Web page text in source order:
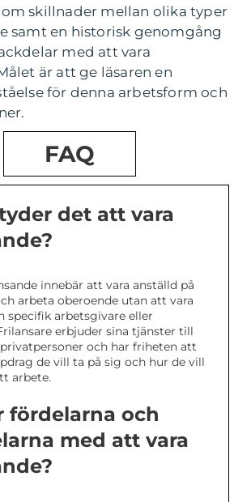
skillnader mellan olika typer
samt en historisk genomgång
med att vara
är att ge läsaren en
för denna arbetsform och
FAQ
det att vara
innebär att vara anställd på
arbeta oberoende utan att vara
specifik arbetsgivare eller
erbjuder sina tjänster till
och har friheten att
de vill ta på sig och hur de vill
arbete.
fördelarna och
med att vara